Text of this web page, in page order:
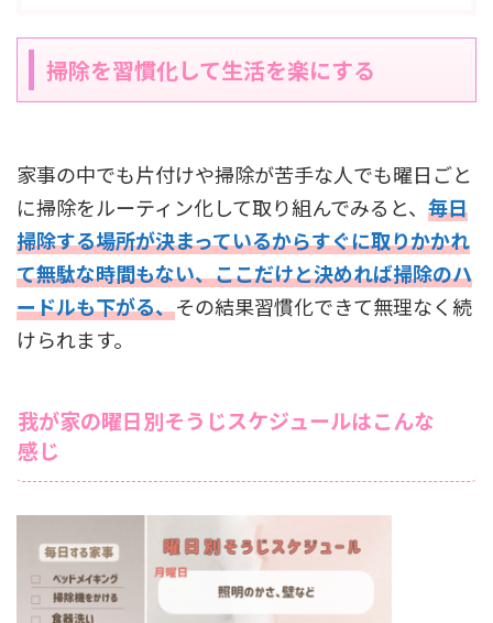
掃除を習慣化して生活を楽にする
家事の中でも片付けや掃除が苦手な人でも曜日ごと
に掃除をルーティン化して取り組んでみると、 毎日
掃除する場所が決まっているからすぐに取りかかれ
て無駄な時間もない、ここだけと決めれば掃除のハ
ードルも下がる、その結果習慣化できて無理なく続
けられます。
我が家の曜日別そうじスケジュールはこんな
感じ